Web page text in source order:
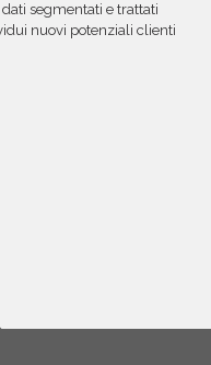
dati segmentati e trattati
nuovi potenziali clienti